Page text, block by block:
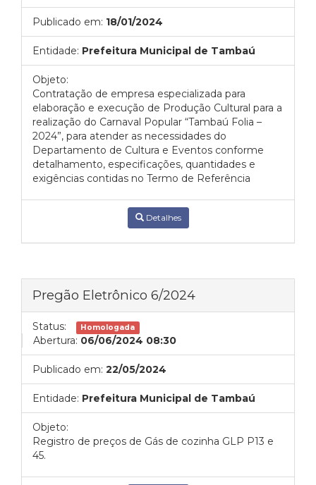
Publicado em: 18/01/2024
Entidade: Prefeitura Municipal de Tambaú
Objeto:
Contratação de empresa especializada para
elaboração e execução de Produção Cultural para a
realização do Carnaval Popular “Tambaú Folia –
2024”, para atender as necessidades do
Departamento de Cultura e Eventos conforme
detalhamento, especificações, quantidades e
exigências contidas no Termo de Referência
Detalhes
Pregão Eletrônico 6/2024
Status: Homologada
Abertura: 06/06/2024 08:30
Publicado em: 22/05/2024
Entidade: Prefeitura Municipal de Tambaú
Objeto:
Registro de preços de Gás de cozinha GLP P13 e
45.